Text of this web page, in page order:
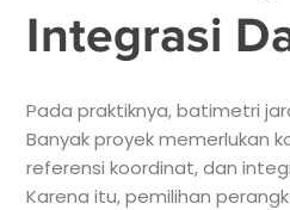
Integrasi
Pada praktiknya, batimetri
Banyak proyek memerlukan
referensi koordinat, dan
Karena itu, pemilihan